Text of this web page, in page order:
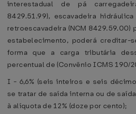
interestadual de pá
8429.51.99), escavadeira
retroescavadeira (NCM 8429.59.00)
estabelecimento, poderá creditar-
forma que a carga tributária
percentual de (Convênio ICMS 190/
I - 6,6% (seis inteiros e seis
se tratar de saída interna ou de
à alíquota de 12% (doze por cento);